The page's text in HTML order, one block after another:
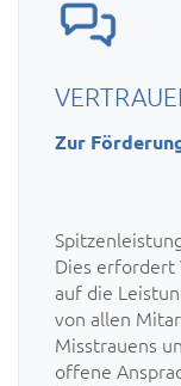
Zur
Dies erfordert
auf die
von allen
Misstrauens
offene